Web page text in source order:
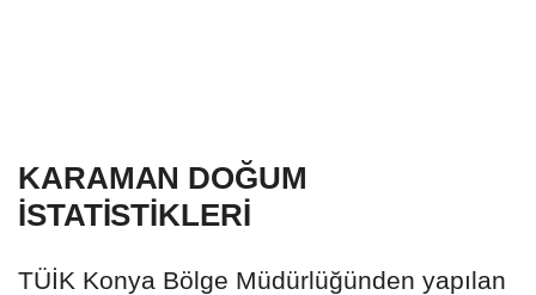
KARAMAN DOĞUM
İSTATİSTİKLERİ
TÜİK Konya Bölge Müdürlüğünden yapılan